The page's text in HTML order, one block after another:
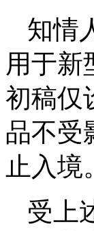
知情
用于新
初稿仅
品不受
止入境
受上